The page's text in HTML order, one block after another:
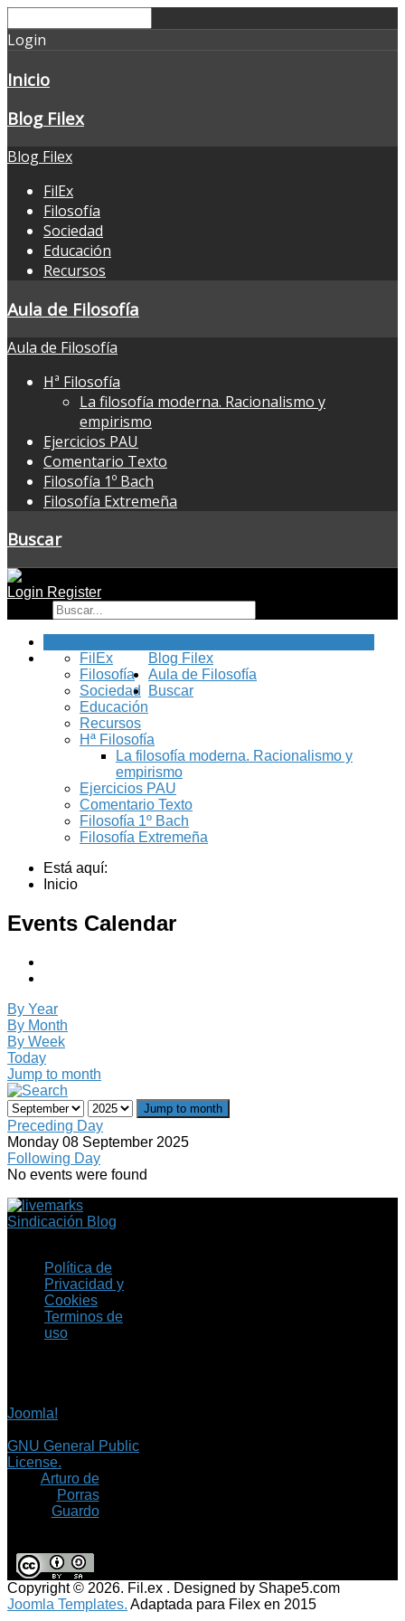
Login
Inicio
Blog Filex
Blog Filex
FilEx
Filosofía
Sociedad
Educación
Recursos
Aula de Filosofía
Aula de Filosofía
Hª Filosofía
La filosofía moderna. Racionalismo y
empirismo
Ejercicios PAU
Comentario Texto
Filosofía 1º Bach
Filosofía Extremeña
Buscar
Login Register
Blog Filex
FilEx
Filosofía
Sociedad
Educación
Recursos
Aula de Filosofía
Hª Filosofía
La filosofía moderna. Racionalismo y
empirismo
Ejercicios PAU
Comentario Texto
Filosofía 1º Bach
Filosofía Extremeña
Buscar
Está aquí:
Inicio
Events Calendar
By Year
By Month
By Week
Today
Jump to month
Jump to month
Preceding Day
Monday 08 September 2025
Following Day
No events were found
Sindicación Blog
Política de
Privacidad y
Cookies
Terminos de
uso
Joomla!
GNU General Public
License.
Arturo de
Porras
Guardo
Copyright © 2026. Fil.ex . Designed by Shape5.com
Joomla Templates. Adaptada para Filex en 2015